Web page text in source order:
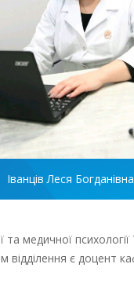
Іванців Леся Богданівна
та медичної
є доцент